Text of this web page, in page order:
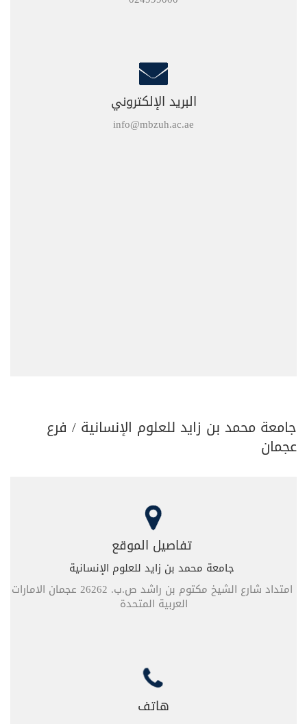
البريد الإلكتروني
info@mbzuh.ac.ae
جامعة محمد بن زايد للعلوم الإنسانية / فرع
عجمان
تفاصيل الموقع
جامعة محمد بن زايد للعلوم الإنسانية
امتداد شارع الشيخ مكتوم بن راشد ص.ب. 26262 عجمان الامارات
العربية المتحدة
هاتف